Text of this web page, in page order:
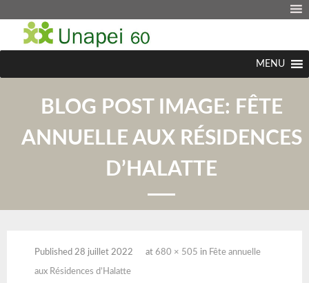
MENU
BLOG POST IMAGE: FÊTE
ANNUELLE AUX RÉSIDENCES
D’HALATTE
Published 28 juillet 2022 at 680 × 505 in Fête annuelle
aux Résidences d’Halatte